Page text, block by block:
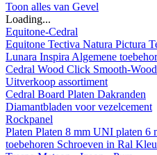
Toon alles van Gevel
Loading...
Equitone-Cedral
Equitone Tectiva Natura Pictura
Lunara Inspira Algemene
Cedral Wood Click Smooth-Wood
Uitverkoop assortiment
Cedral Board Platen Dakranden
Diamantbladen voor vezelcement
Rockpanel
Platen Platen 8 mm UNI platen 6
toebehoren Schroeven in Ral